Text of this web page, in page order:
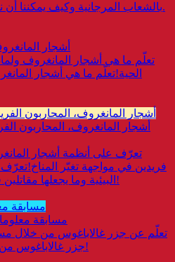
بالشعاب المرجانية وكيف يمكننا أن نكون أبطالًا للمحيطات ونحميها.
أشجار
تعلّم ما هي أشجار المانغروف
الحية!تعلّم ما هي أشجار
أشجار المانغروف، المحاربون
تعرّف على أنظمة أشجار
فريدين في مواجهة تغيّر المناخ!تعرّف
البيئية وما يجعلها مقاتلين فريدين في مواجهة تغيّر المناخ!
مسابقة
تعلّم عن جزر غالاباغوس من خلال
جزر غالاباغوس من خلال مسابقة المعلومات هذه!